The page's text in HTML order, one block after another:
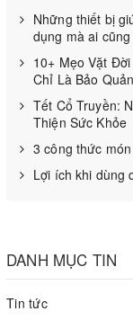
Hoa hồng
các cửa hàng
lớn hoặc các
Khi mua, đừng
bên trong vẫn
Những thiết bị
dụng mà ai
10+ Mẹo Vặt
Chỉ Là Bảo
Tết Cổ Truyền:
Thiện Sức Khỏe
3 công thức
Lợi ích khi dùng
DANH MỤC TIN
Tin tức